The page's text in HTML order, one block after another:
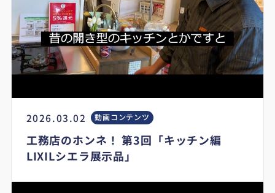
2026.03.02 動画コンテンツ
工務店のホンネ！ 第3回「キッチン編
LIXILシエラ展示品」